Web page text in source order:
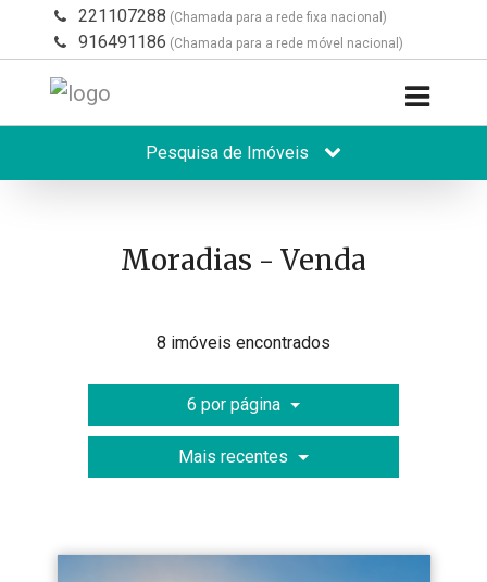
221107288 (Chamada para a rede fixa nacional)
916491186 (Chamada para a rede móvel nacional)
Pesquisa de Imóveis
Moradias - Venda
8 imóveis encontrados
6 por página
Mais recentes